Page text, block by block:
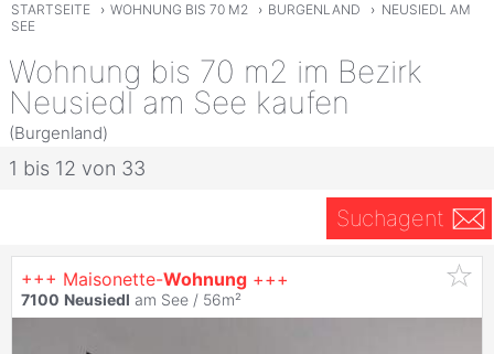
STARTSEITE › WOHNUNG BIS 70 M2 › BURGENLAND › NEUSIEDL AM
SEE
Wohnung bis 70 m2 im Bezirk
Neusiedl am See kaufen
(Burgenland)
1 bis 12 von 33
Suchagent
+++ Maisonette-Wohnung +++
7100 Neusiedl am See / 56m²